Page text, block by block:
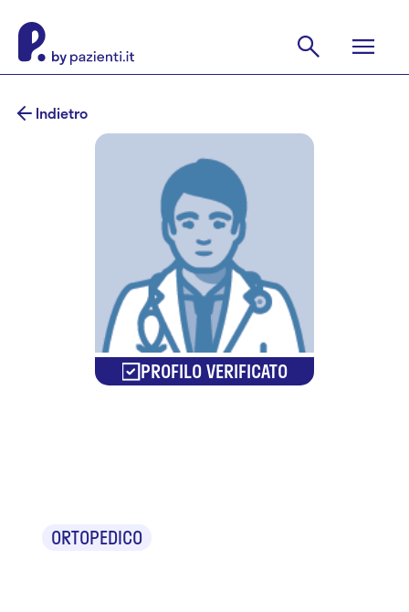
Indietro
PROFILO VERIFICATO
ORTOPEDICO